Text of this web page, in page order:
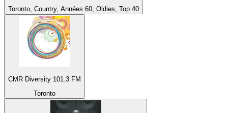
Toronto, Country, Années 60, Oldies, Top 40
CMR Diversity 101.3 FM
Toronto